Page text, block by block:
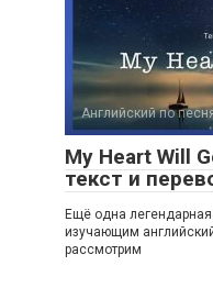
Английский по
My Heart Will
текст и
Ещё одна
изучающим
рассмотрим